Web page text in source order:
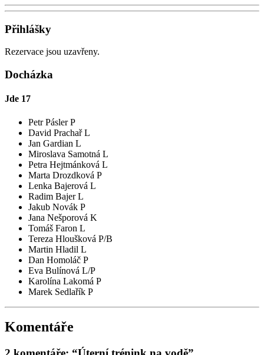
Přihlášky
Rezervace jsou uzavřeny.
Docházka
Jde 17
Petr Pásler P
David Prachař L
Jan Gardian L
Miroslava Samotná L
Petra Hejtmánková L
Marta Drozdková P
Lenka Bajerová L
Radim Bajer L
Jakub Novák P
Jana Nešporová K
Tomáš Faron L
Tereza Hloušková P/B
Martin Hladil L
Dan Homoláč P
Eva Bulínová L/P
Karolína Lakomá P
Marek Sedlařík P
Komentáře